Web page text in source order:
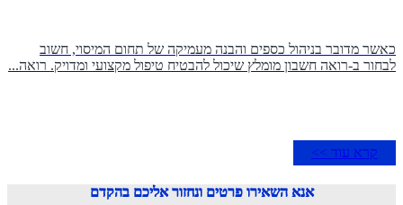
כאשר מדובר בניהול כספים והבנה מעמיקה של תחום המיסוי, חשוב
לבחור ב-רואה חשבון מומלץ שיכול להבטיח טיפול מקצועי ומדויק. רואה...
קרא עוד >>
אנא השאירו פרטים ונחזור אליכם בהקדם